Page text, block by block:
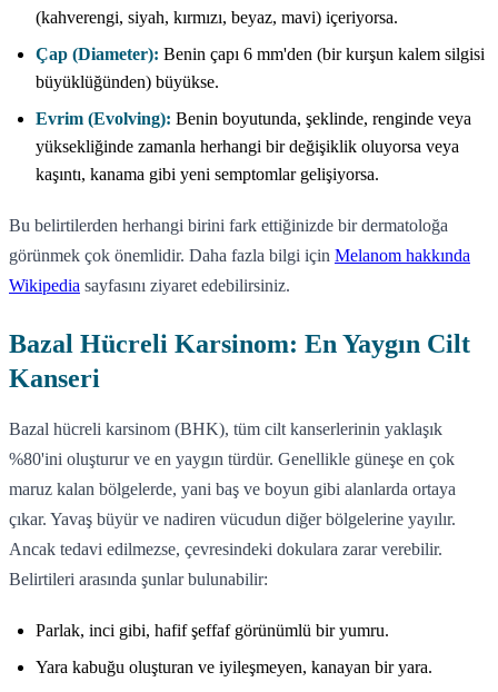
(kahverengi, siyah, kırmızı, beyaz, mavi) içeriyorsa.
Çap (Diameter): Benin çapı 6 mm'den (bir kurşun kalem silgisi
büyüklüğünden) büyükse.
Evrim (Evolving): Benin boyutunda, şeklinde, renginde veya
yüksekliğinde zamanla herhangi bir değişiklik oluyorsa veya
kaşıntı, kanama gibi yeni semptomlar gelişiyorsa.
Bu belirtilerden herhangi birini fark ettiğinizde bir dermatoloğa
görünmek çok önemlidir. Daha fazla bilgi için Melanom hakkında
Wikipedia sayfasını ziyaret edebilirsiniz.
Bazal Hücreli Karsinom: En Yaygın Cilt
Kanseri
Bazal hücreli karsinom (BHK), tüm cilt kanserlerinin yaklaşık
%80'ini oluşturur ve en yaygın türdür. Genellikle güneşe en çok
maruz kalan bölgelerde, yani baş ve boyun gibi alanlarda ortaya
çıkar. Yavaş büyür ve nadiren vücudun diğer bölgelerine yayılır.
Ancak tedavi edilmezse, çevresindeki dokulara zarar verebilir.
Belirtileri arasında şunlar bulunabilir:
Parlak, inci gibi, hafif şeffaf görünümlü bir yumru.
Yara kabuğu oluşturan ve iyileşmeyen, kanayan bir yara.